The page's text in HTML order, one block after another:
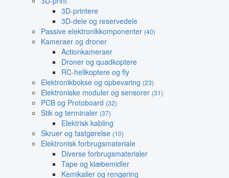
3D-printere
3D-dele og reservedele
Passive elektronikkomponenter (40)
Kameraer og droner
Actionkameraer
Droner og quadkoptere
RC-helikoptere og fly
Elektronikbokse og opbevaring (23)
Elektroniske moduler og sensorer (31)
PCB og Protoboard (32)
Stik og terminaler (37)
Elektrisk kabling
Skruer og fastgørelse (10)
Elektronisk forbrugsmateriale
Diverse forbrugsmaterialer
Tape og klæbemidler
Kemikalier og rengøring